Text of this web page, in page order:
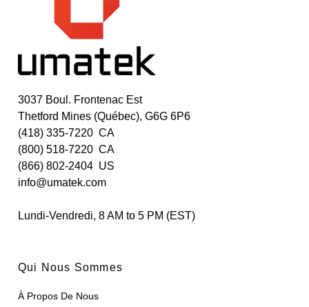
3037 Boul. Frontenac Est
Thetford Mines (Québec), G6G 6P6
(418) 335-7220 CA
(800) 518-7220 CA
(866) 802-2404 US
info@umatek.com
Lundi-Vendredi, 8 AM to 5 PM (EST)
Qui Nous Sommes
À Propos De Nous